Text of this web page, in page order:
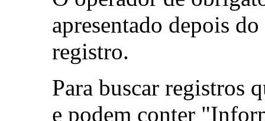
apresentado depois
registro.
Para buscar registros
e podem conter